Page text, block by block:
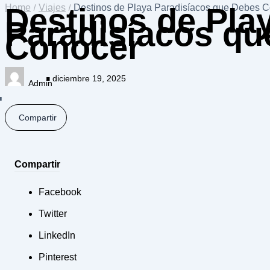
Home Viajes Destinos de Playa Paradisíacos que Debes
Destinos de
Paradisíacos
Conocer
Admin
diciembre 19, 2025
Compartir
Compartir
Facebook
Twitter
LinkedIn
Pinterest